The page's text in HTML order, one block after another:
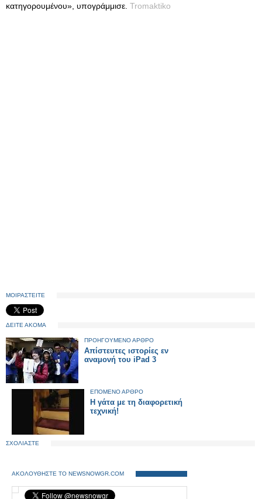
κατηγορουμένου», υπογράμμισε. Tromaktiko
ΜΟΙΡΑΣΤΕΙΤΕ
ΔΕΙΤΕ ΑΚΟΜΑ
ΠΡΟΗΓΟΥΜΕΝΟ ΑΡΘΡΟ
Απίστευτες ιστορίες εν
αναμονή του iPad 3
ΕΠΟΜΕΝΟ ΑΡΘΡΟ
Η γάτα με τη διαφορετική
τεχνική!
ΣΧΟΛΙΑΣΤΕ
ΑΚΟΛΟΥΘΗΣΤΕ ΤΟ NEWSNOWGR.COM